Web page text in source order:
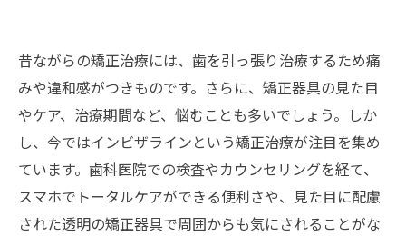
昔ながらの矯正治療には、歯を引っ張り治療するため痛
みや違和感がつきものです。さらに、矯正器具の見た目
やケア、治療期間など、悩むことも多いでしょう。しか
し、今ではインビザラインという矯正治療が注目を集め
ています。歯科医院での検査やカウンセリングを経て、
スマホでトータルケアができる便利さや、見た目に配慮
された透明の矯正器具で周囲からも気にされることがな